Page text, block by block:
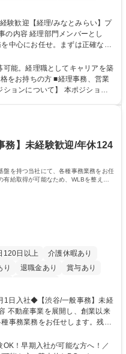
以内 土日祝休み
服装自由
中心にお任せ。まずは正確な入
ーと一緒に業務を進めながら段
稟議に
成 ■伝票処理、記帳業務 ■既存
月次決算補助 ■四半期・年次決
能。経理職としてキャリアを築
をお持ちの方 ■経理事務、営業
算・開示資料作成補助などへス
月ほぼなく、決算月でも10時間
身につけられる環境です。 学
学校 高校 語学力： 資格：日商
務】未経験歓迎/年休124
盤を持つ当社にて、各種事務業務をお任
給取得が可能なため、WLBを整えた
120日以上
介護休暇あり
り 退職金あり
賞与あり
事務業務をお任せします。残業
が可能なため、WLBを整えたい
！早期入社が可能な方へ！／